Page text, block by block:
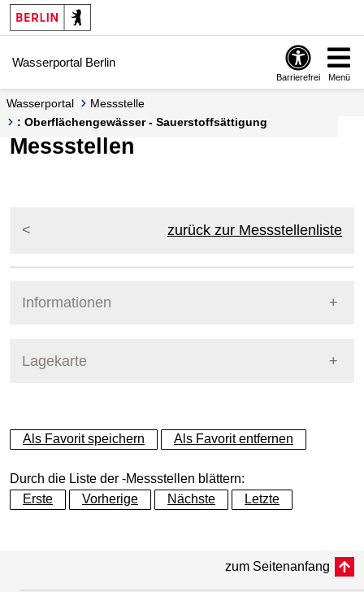
Springe zur Navigation
Springe zum Inhalt
Wasserportal Berlin
Barrierefrei Menü
Wasserportal
Messstelle
: Oberflächengewässer - Sauerstoffsättigung
Messstellen
zurück zur Messstellenliste
Informationen
Lagekarte
+
−
Als Favorit speichern Als Favorit entfernen
Durch die Liste der -Messstellen blättern:
Erste
Vorherige Nächste Letzte
zum Seitenanfang